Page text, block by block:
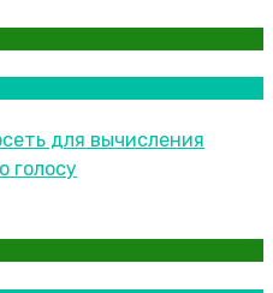
для вычисления
голосу